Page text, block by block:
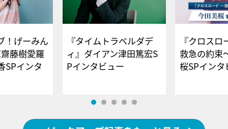
！げーみん
藤樹愛羅
SPインタ
『タイムトラベルダデ
ィ』ダイアン津田篤宏S
Pインタビュー
『クロス
救急の約束
桜SPイ